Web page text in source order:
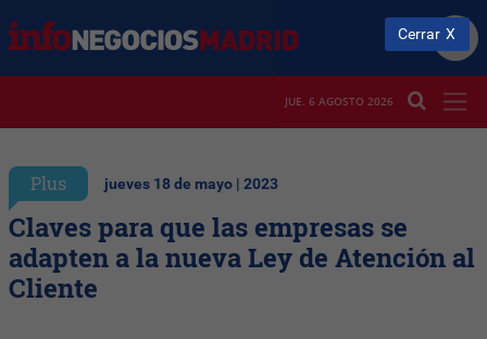
JUE. 6 AGOSTO 2026
Plus jueves 18 de mayo | 2023
Claves para que las empresas se
adapten a la nueva Ley de Atención al
Cliente
Cerrar